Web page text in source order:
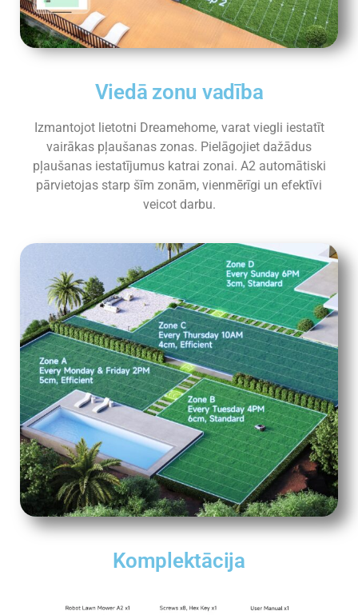
Viedā zonu vadība
Izmantojot lietotni Dreamehome, varat viegli iestatīt
vairākas pļaušanas zonas. Pielāgojiet dažādus
pļaušanas iestatījumus katrai zonai. A2 automātiski
pārvietojas starp šīm zonām, vienmērīgi un efektīvi
veicot darbu.
Komplektācija